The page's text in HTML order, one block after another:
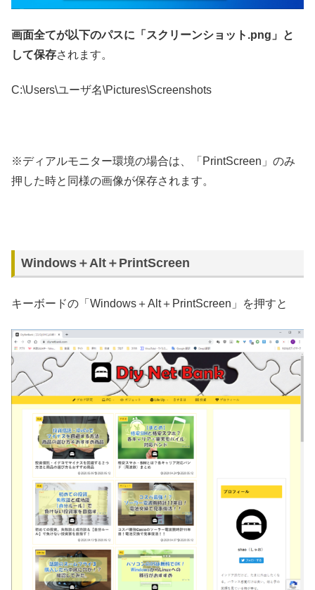
画面全てが以下のパスに「スクリーンショット.png」と
して保存されます。
C:\Users\ユーザ名\Pictures\Screenshots
※ディアルモニター環境の場合は、「PrintScreen」のみ
押した時と同様の画像が保存されます。
Windows＋Alt＋PrintScreen
キーボードの「Windows＋Alt＋PrintScreen」を押すと